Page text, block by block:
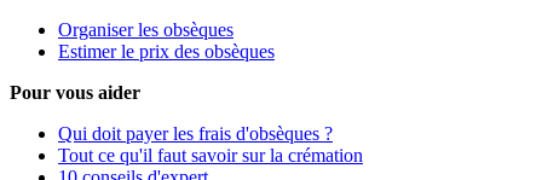
Organiser les obsèques
Estimer le prix des obsèques
Pour vous aider
Qui doit payer les frais d'obsèques ?
Tout ce qu'il faut savoir sur la crémation